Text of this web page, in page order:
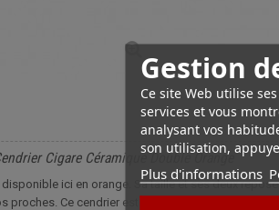
Gestion
Ce site Web utilise
services et vous
analysant vos
son utilisation,
Plus d'informations
Cigare Céramique Double Orange
ici en orange. Sa taille et ses deux
Ce cendrier est le cadeau idéal ! Cendrier